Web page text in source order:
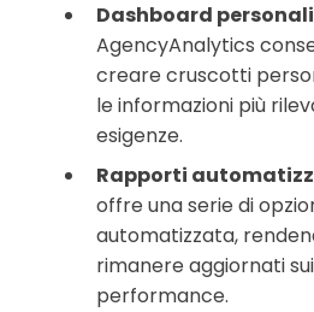
Dashboard
AgencyAnalytics
creare cruscotti
le informazioni più
esigenze.
Rapporti
offre una serie di
automatizzata,
rimanere aggiornati
performance.